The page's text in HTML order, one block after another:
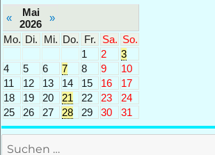
«
Mai
2026
»
Mo. Di. Mi. Do. Fr. Sa. So.
1
2
3
4
5 6 7 8 9
10
11
12 13 14 15 16
17
18
19 20 21 22 23
24
25
26 27 28 29 30 31
Suchen